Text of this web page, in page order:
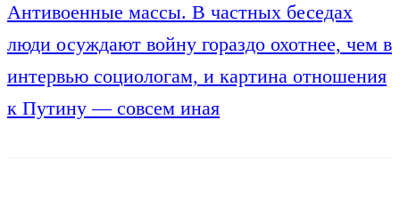
Антивоенные массы. В частных беседах
люди осуждают войну гораздо охотнее, чем в
интервью социологам, и картина отношения
к Путину — совсем иная